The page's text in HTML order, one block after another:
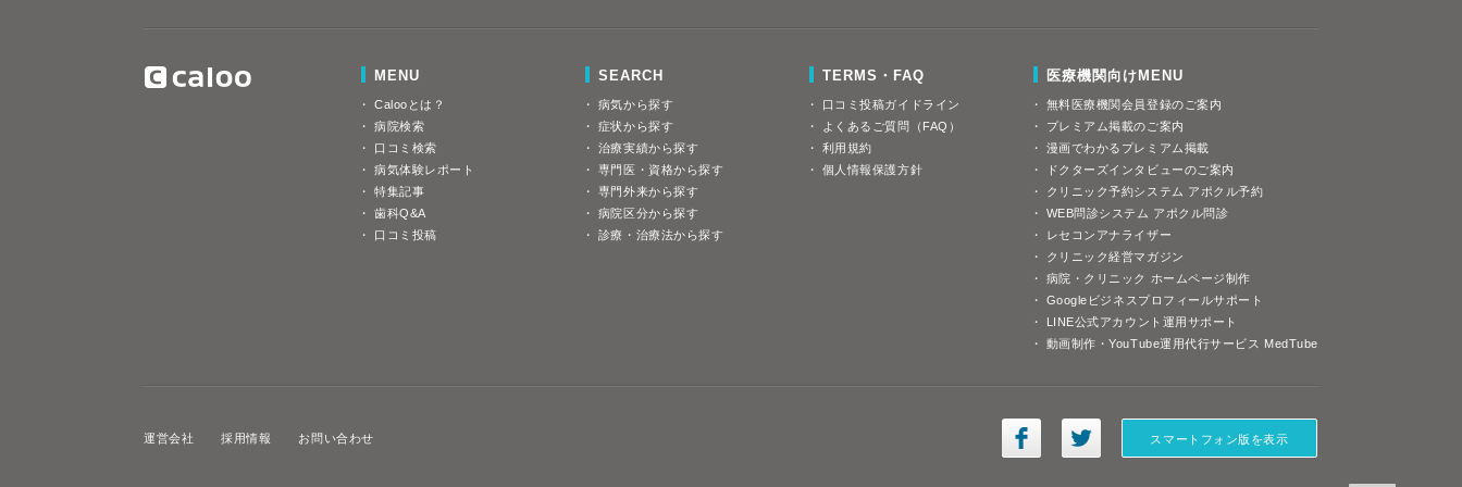
MENU
Calooとは？
病院検索
口コミ検索
病気体験レポート
特集記事
歯科Q&A
口コミ投稿
SEARCH
病気から探す
症状から探す
治療実績から探す
専門医・資格から探す
専門外来から探す
病院区分から探す
診療・治療法から探す
TERMS・FAQ
口コミ投稿ガイドライン
よくあるご質問（FAQ）
利用規約
個人情報保護方針
医療機関向けMENU
無料医療機関会員登録のご案内
プレミアム掲載のご案内
漫画でわかるプレミアム掲載
ドクターズインタビューのご案内
クリニック予約システム アポクル予約
WEB問診システム アポクル問診
レセコンアナライザー
クリニック経営マガジン
病院・クリニック ホームページ制作
Googleビジネスプロフィールサポート
LINE公式アカウント運用サポート
動画制作・YouTube運用代行サービス MedTube
運営会社 採用情報 お問い合わせ スマートフォン版を表示